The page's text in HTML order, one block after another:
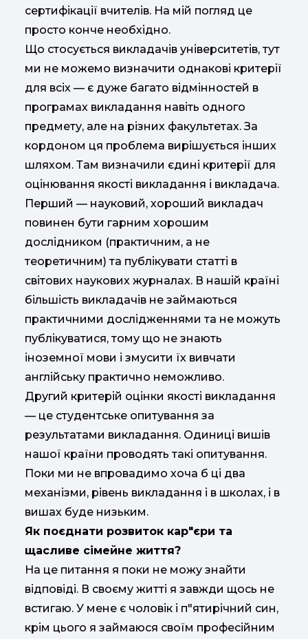
сертифікації вчителів. На мій погляд це
просто конче необхідно.
Що стосується викладачів університетів, тут
ми не можемо визначити однакові критерії
для всіх — є дуже багато відмінностей в
програмах викладання навіть одного
предмету, але на різних факультетах. За
кордоном ця проблема вирішується інших
шляхом. Там визначили єдині критерії для
оцінювання якості викладання і викладача.
Перший — науковий, хороший викладач
повинен бути гарним хорошим
дослідником (практичним, а не
теоретичним) та публікувати статті в
світових наукових журналах. В нашій країні
більшість викладачів не займаються
практичними дослідженнями та не можуть
публікуватися, тому що не знають
іноземної мови і змусити їх вивчати
англійську практично неможливо.
Другий критерій оцінки якості викладання
— це студентське опитування за
результатами викладання. Одиниці вишів
нашої країни проводять такі опитування.
Поки ми не впровадимо хоча б ці два
механізми, рівень викладання і в школах, і в
вишах буде низьким.
Як поєднати розвиток кар"єри та
щасливе сімейне життя?
На це питання я поки не можу знайти
відповіді. В своєму житті я завжди щось не
встигаю. У мене є чоловік і п"ятирічний син,
крім цього я займаюся своїм професійним